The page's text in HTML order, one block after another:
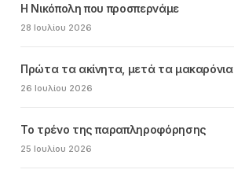
Η Νικόπολη που προσπερνάμε
28 Ιουλίου 2026
Πρώτα τα ακίνητα, μετά τα μακαρόνια
26 Ιουλίου 2026
Το τρένο της παραπληροφόρησης
25 Ιουλίου 2026